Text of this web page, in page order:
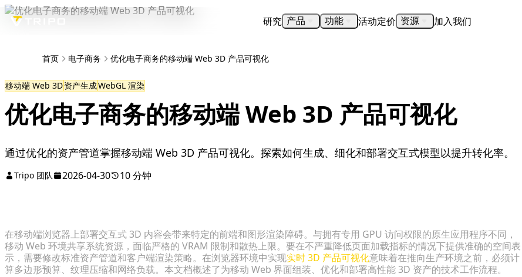
研究 产品 功能 活动定价 资源 加入我们
首页 电子商务 优化电子商务的移动端 Web 3D 产品可视化
移动端 Web 3D资产生成WebGL 渲染
优化电子商务的移动端 Web 3D 产品可视化
通过优化的资产管道掌握移动端 Web 3D 产品可视化。探索如何生成、细化和部署交互式模型以提升转化率。
Tripo 团队 2026-04-30 10 分钟
在移动端浏览器上部署交互式 3D 内容会带来特定的前端和图形渲染障碍。与拥有专用 GPU 访问权限的原生应用程序不同，
移动 Web 环境共享系统资源，面临严格的 VRAM 限制和散热上限。要在不严重降低页面加载指标的情况下提供准确的空间表
示，需要修改标准资产管道和客户端渲染策略。在浏览器环境中实现实时 3D 产品可视化意味着在推向生产环境之前，必须计
算多边形预算、纹理压缩和网络负载。本文档概述了为移动 Web 界面组装、优化和部署高性能 3D 资产的技术工作流程。